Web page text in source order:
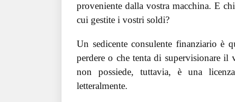
proveniente dalla vostra macchina. E
cui gestite i vostri soldi?
Un sedicente consulente finanziario è
perdere o che tenta di supervisionare il
non possiede, tuttavia, è una
letteralmente.